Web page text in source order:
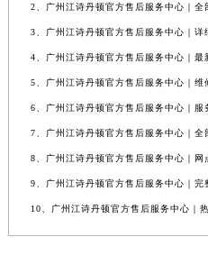
2、广州江诗丹顿官方售后服务中心｜
3、广州江诗丹顿官方售后服务中心｜
4、广州江诗丹顿官方售后服务中心｜
5、广州江诗丹顿官方售后服务中心｜
6、广州江诗丹顿官方售后服务中心｜
7、广州江诗丹顿官方售后服务中心｜
8、广州江诗丹顿官方售后服务中心｜
9、广州江诗丹顿官方售后服务中心｜
10、广州江诗丹顿官方售后服务中心｜